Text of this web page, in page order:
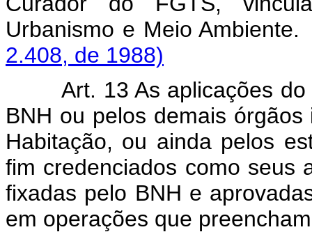
Urbanismo e Meio
2.408, de 1988)
Art. 13 As aplicações do
BNH ou pelos demais
Habitação, ou ainda pelos
fim credenciados como seus
fixadas pelo BNH e
em operações que